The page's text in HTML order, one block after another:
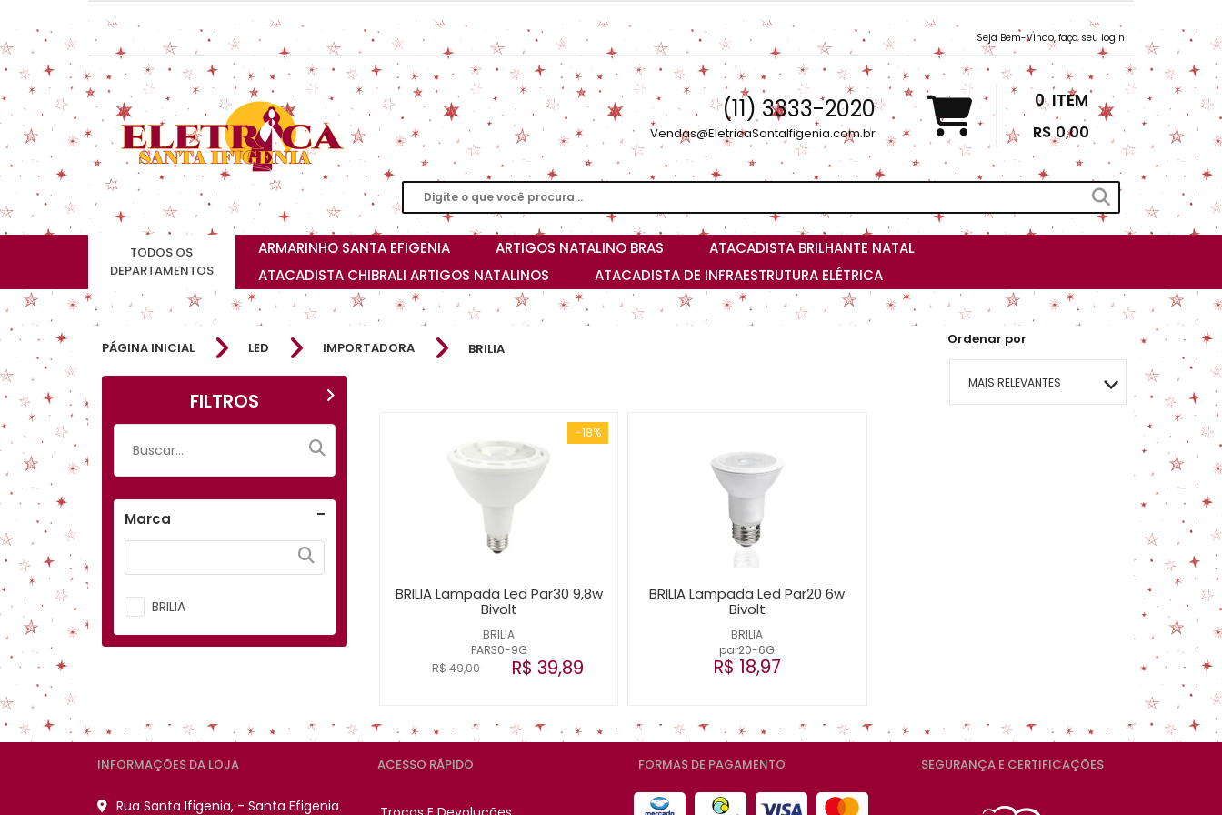
Seja Bem-Vindo, faça seu login
(11) 3333-2020
Vendas@EletricaSantaIfigenia.com.br
0 ITEM
R$ 0,00
TODOS OS
DEPARTAMENTOS
ARMARINHO SANTA EFIGENIA ARTIGOS NATALINO BRAS
ATACADISTA BRILHANTE NATAL
ATACADISTA CHIBRALI ARTIGOS NATALINOS
ATACADISTA DE INFRAESTRUTURA ELÉTRICA
PÁGINA INICIAL LED IMPORTADORA BRILIA
Ordenar por
MAIS RELEVANTES
FILTROS
Marca
BRILIA
-18%
BRILIA
PAR30-9G
BRILIA Lampada Led Par30 9,8w
Bivolt
R$ 49,00 R$ 39,89
BRILIA
par20-6G
BRILIA Lampada Led Par20 6w
Bivolt
R$ 18,97
INFORMAÇÕES DA LOJA
Rua Santa Ifigenia, - Santa Efigenia
ACESSO RÁPIDO FORMAS DE PAGAMENTO SEGURANÇA E CERTIFICAÇÕES